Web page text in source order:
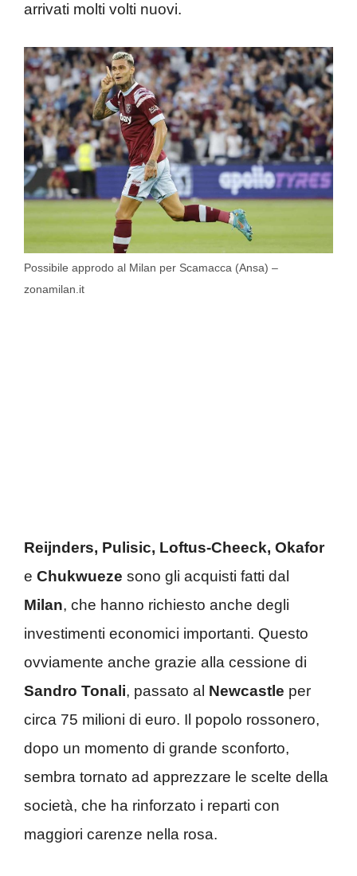
arrivati molti volti nuovi.
Possibile approdo al Milan per Scamacca (Ansa) –
zonamilan.it
Reijnders, Pulisic, Loftus-Cheeck, Okafor
e Chukwueze sono gli acquisti fatti dal
Milan, che hanno richiesto anche degli
investimenti economici importanti. Questo
ovviamente anche grazie alla cessione di
Sandro Tonali, passato al Newcastle per
circa 75 milioni di euro. Il popolo rossonero,
dopo un momento di grande sconforto,
sembra tornato ad apprezzare le scelte della
società, che ha rinforzato i reparti con
maggiori carenze nella rosa.